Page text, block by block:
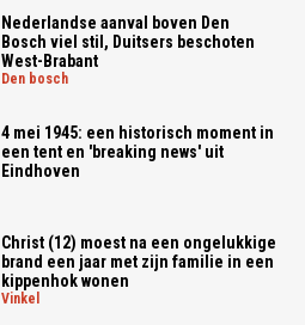
Nederlandse aanval boven Den
Bosch viel stil, Duitsers beschoten
West-Brabant
den bosch
4 mei 1945: een historisch moment in
een tent en 'breaking news' uit
Eindhoven
Christ (12) moest na een ongelukkige
brand een jaar met zijn familie in een
kippenhok wonen
vinkel